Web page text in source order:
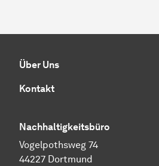
Über Uns
Kontakt
Nachhaltigkeitsbüro
Vogelpothsweg 74
44227 Dortmund